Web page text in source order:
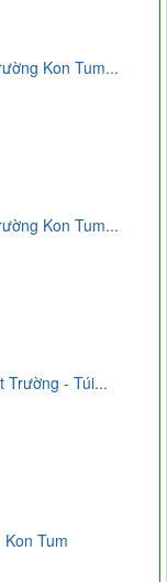
Kon Tum...
Kon Tum...
Trường - Túi...
Tum